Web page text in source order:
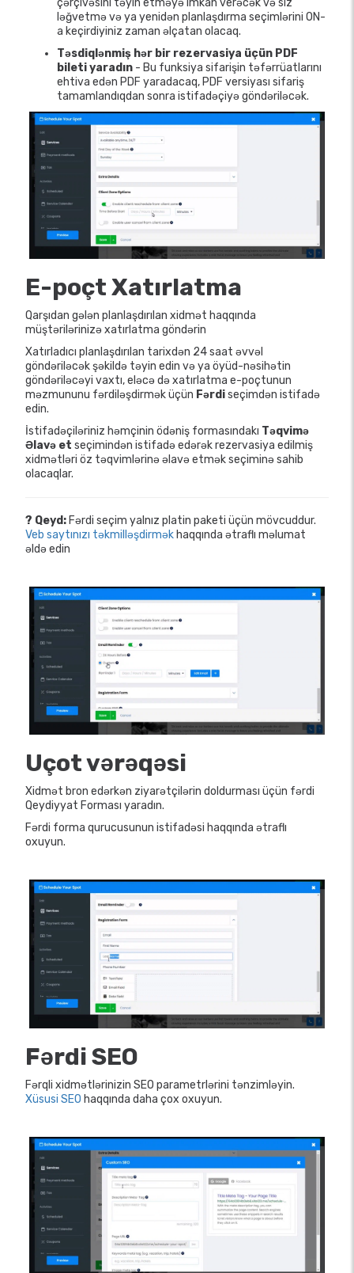
ləğvetmə və ya yenidən planlaşdırma seçimlərini ON-
a keçirdiyiniz zaman əlçatan olacaq.
Təsdiqlənmiş hər bir rezervasiya üçün PDF
bileti yaradın - Bu funksiya sifarişin təfərrüatlarını
ehtiva edən PDF yaradacaq, PDF versiyası sifariş
tamamlandıqdan sonra istifadəçiyə göndəriləcək.
E-poçt Xatırlatma
Qarşıdan gələn planlaşdırılan xidmət haqqında
müştərilərinizə xatırlatma göndərin
Xatırladıcı planlaşdırılan tarixdən 24 saat əvvəl
göndəriləcək şəkildə təyin edin və ya öyüd-nəsihətin
göndəriləcəyi vaxtı, eləcə də xatırlatma e-poçtunun
məzmununu fərdiləşdirmək üçün Fərdiseçimdən istifadə
edin.
İstifadəçiləriniz həmçinin ödəniş formasındakı Təqvimə
Əlavə et seçimindən istifadə edərək rezervasiya edilmiş
xidmətləri öz təqvimlərinə əlavə etmək seçiminə sahib
olacaqlar.
? Qeyd: Fərdi seçim yalnız platin paketi üçün mövcuddur.
Veb saytınızı təkmilləşdirmək haqqında ətraflı məlumat
əldə edin
Uçot vərəqəsi
Xidmət bron edərkən ziyarətçilərin doldurması üçün fərdi
Qeydiyyat Forması yaradın.
Fərdi forma qurucusunun istifadəsi haqqında ətraflı
oxuyun.
Fərdi SEO
Fərqli xidmətlərinizin SEO parametrlərini tənzimləyin.
Xüsusi SEO haqqında daha çox oxuyun.